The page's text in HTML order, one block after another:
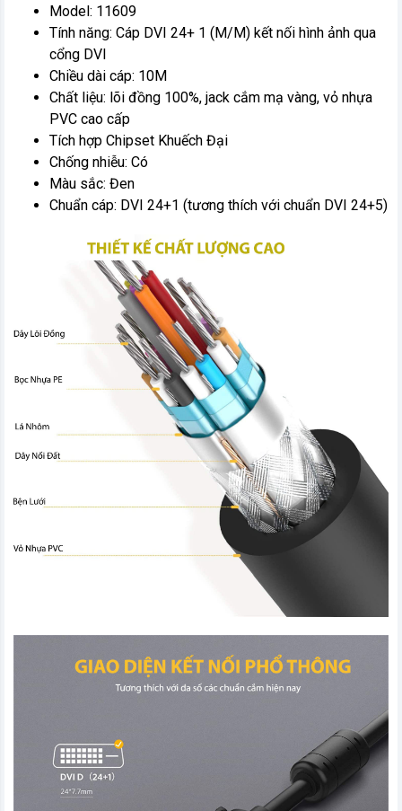
Model: 11609
Tính năng: Cáp DVI 24+ 1 (M/M) kết nối hình ảnh qua
cổng DVI
Chiều dài cáp: 10M
Chất liệu: lõi đồng 100%, jack cắm mạ vàng, vỏ nhựa
PVC cao cấp
Tích hợp Chipset Khuếch Đại
Chống nhiễu: Có
Màu sắc: Đen
Chuẩn cáp: DVI 24+1 (tương thích với chuẩn DVI 24+5)